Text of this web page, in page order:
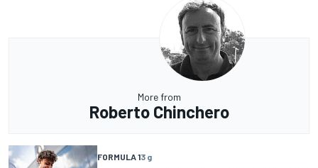
More from
Roberto Chinchero
FORMULA 13 g